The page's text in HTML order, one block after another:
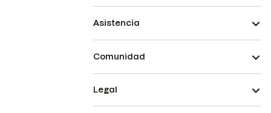
Asistencia
Comunidad
Legal